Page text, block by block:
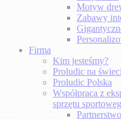
Motyw
Zabawy
Firma
Kim jesteśmy?
Proludic na
Proludic Polska
Współpraca z
sprzętu